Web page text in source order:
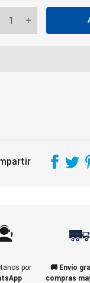
por
🚚 Envío
compras